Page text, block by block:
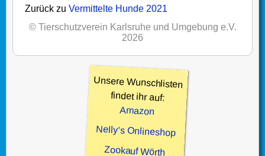
Zurück zu Vermittelte Hunde 2021
© Tierschutzverein Karlsruhe und Umgebung e.V.
2026
Unsere Wunschlisten
findet ihr auf:
Amazon
Nelly’s Onlineshop
Zookauf Wörth